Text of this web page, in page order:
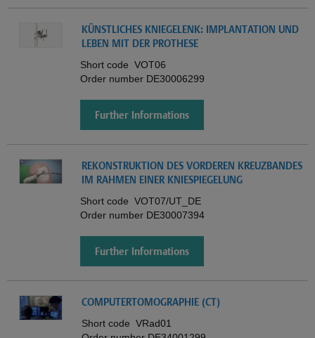
KÜNSTLICHES KNIEGELENK: IMPLANTATION UND
LEBEN MIT DER PROTHESE
Short code VOT06
Order number DE30006299
Further Informations
REKONSTRUKTION DES VORDEREN KREUZBANDES
IM RAHMEN EINER KNIESPIEGELUNG
Short code VOT07/UT_DE
Order number DE30007394
Further Informations
COMPUTERTOMOGRAPHIE (CT)
Short code VRad01